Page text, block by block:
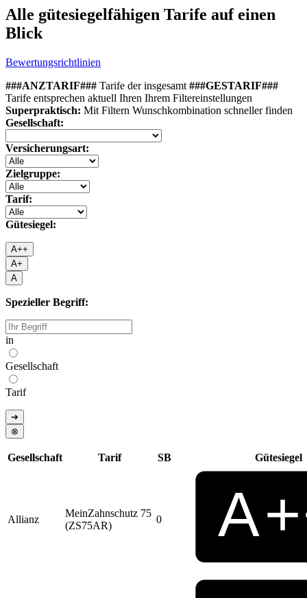
Alle gütesiegelfähigen Tarife auf einen
Blick
Bewertungsrichtlinien
###ANZTARIF### Tarife der insgesamt ###GESTARIF###
Tarife entsprechen aktuell Ihren Ihrem Filtereinstellungen
Superpraktisch: Mit Filtern Wunschkombination schneller finden
Gesellschaft:
Versicherungsart:
Zielgruppe:
Tarif:
Gütesiegel:
A++
A+
A
Spezieller Begriff:
in
Gesellschaft
Tarif
➔
⊗
Gesellschaft Tarif SB Gütesiegel
Allianz
MeinZahnschutz 75
(ZS75AR)
0